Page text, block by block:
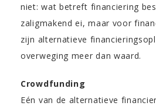
niet: wat betreft financiering
zaligmakend ei, maar voor
zijn alternatieve
overweging meer dan waard.
Crowdfunding
Eén van de alternatieve